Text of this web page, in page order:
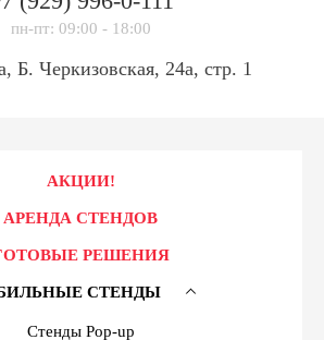
пн-пт: 09:00 - 18:00
Б. Черкизовская, 24а, стр. 1
АКЦИИ!
АРЕНДА СТЕНДОВ
РЕШЕНИЯ
СТЕНДЫ
Стенды Pop-up